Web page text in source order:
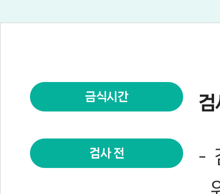
금식시간
검사 전